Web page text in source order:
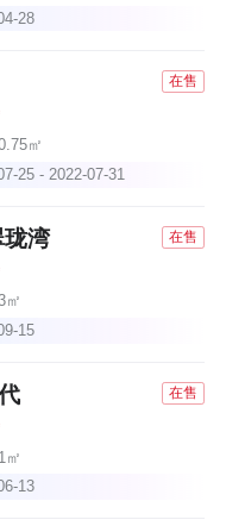
28
在售
㎡
25 - 2022-07-31
珑湾 在售
㎡
15
在售
㎡
13